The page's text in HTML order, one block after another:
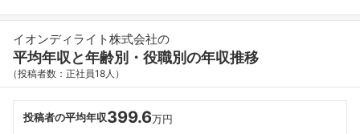
イオンディライト株式会社の
平均年収と年齢別・役職別の年収推移
（投稿者数：正社員18人）
投稿者の平均年収399.6万円